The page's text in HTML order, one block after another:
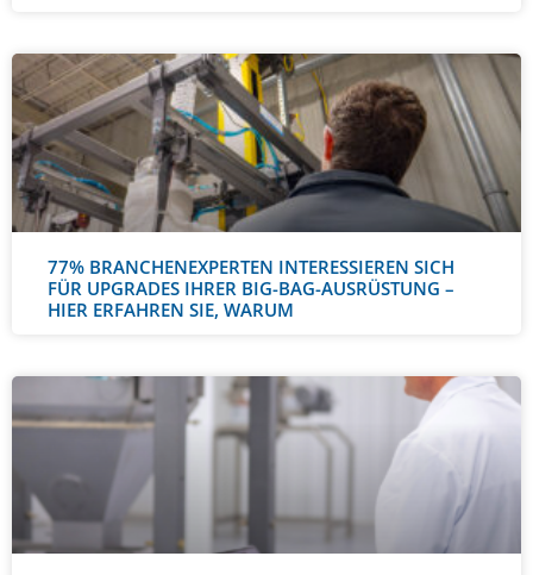
77% BRANCHENEXPERTEN INTERESSIEREN SICH
FÜR UPGRADES IHRER BIG-BAG-AUSRÜSTUNG –
HIER ERFAHREN SIE, WARUM